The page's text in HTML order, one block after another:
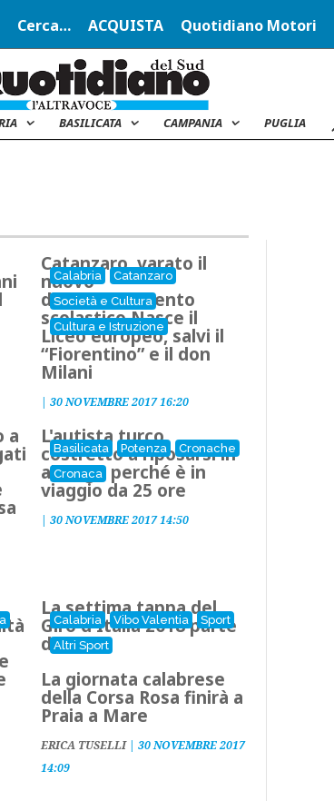
Cerca… ACQUISTA Quotidiano Motori
BASILICATA CAMPANIA PUGLIA
Calabria
Catanzaro
Società e Cultura
Cultura e Istruzione
Catanzaro, varato il
nuovo
dimensionamento
scolastico Nasce il
Liceo europeo, salvi il
“Fiorentino” e il don
Milani
|30 NOVEMBRE 2017 16:20
a
Basilicata Potenza
Cronache
Cronaca
L'autista turco
costretto a riposarsi in
albergo perché è in
viaggio da 25 ore
|30 NOVEMBRE 2017 14:50
Calabria Vibo Valentia
Sport
Altri Sport
La settima tappa del
Giro d'Italia 2018 parte
da Pizzo
La giornata calabrese
della Corsa Rosa finirà a
Praia a Mare
ERICA TUSELLI|30 NOVEMBRE 2017
14:09